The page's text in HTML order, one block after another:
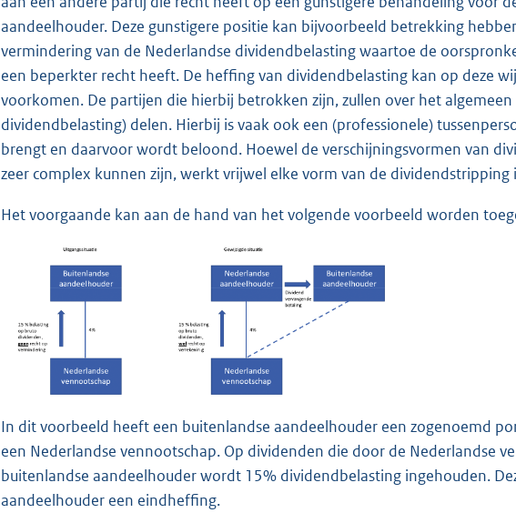
aandeelhouder. Deze gunstigere positie kan bijvoorbeeld betrekking
vermindering van de Nederlandse dividendbelasting waartoe de
een beperkter recht heeft. De heffing van dividendbelasting kan op deze
voorkomen. De partijen die hierbij betrokken zijn, zullen over het
dividendbelasting) delen. Hierbij is vaak ook een (professionele)
brengt en daarvoor wordt beloond. Hoewel de verschijningsvormen van
zeer complex kunnen zijn, werkt vrijwel elke vorm van de
Het voorgaande kan aan de hand van het volgende voorbeeld worden
In dit voorbeeld heeft een buitenlandse aandeelhouder een zogenoemd
een Nederlandse vennootschap. Op dividenden die door de Nederlandse
buitenlandse aandeelhouder wordt 15% dividendbelasting ingehouden.
aandeelhouder een eindheffing.